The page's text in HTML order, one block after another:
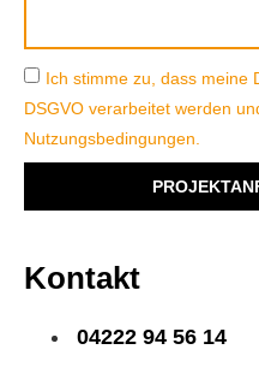
Ich stimme zu, dass meine
DSGVO verarbeitet werden
Nutzungsbedingungen.
Kontakt
04222 94 56 14